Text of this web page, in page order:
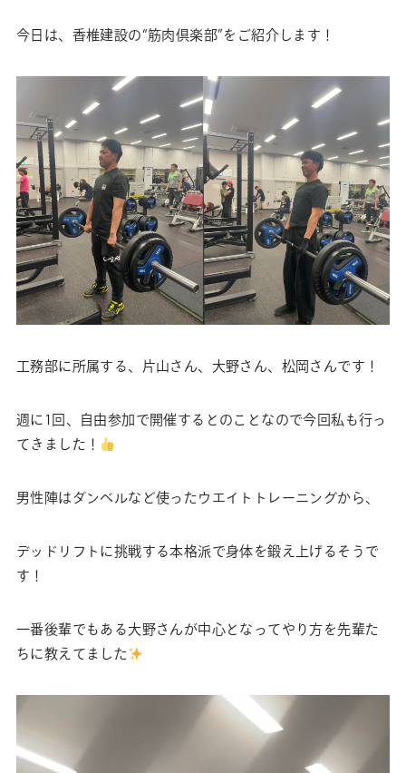
今日は、香椎建設の“筋肉倶楽部”をご紹介します！
工務部に所属する、片山さん、大野さん、松岡さんです！
週に1回、自由参加で開催するとのことなので今回私も行っ
てきました！
男性陣はダンベルなど使ったウエイトトレーニングから、
デッドリフトに挑戦する本格派で身体を鍛え上げるそうで
す！
一番後輩でもある大野さんが中心となってやり方を先輩た
ちに教えてました